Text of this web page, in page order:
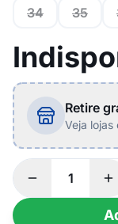
34 35
Retire
Veja